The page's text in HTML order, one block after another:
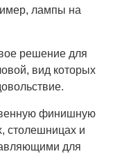
лампы на
решение для
вид которых
финишную
столешницах и
для